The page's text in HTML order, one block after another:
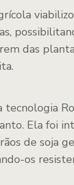
das
tecnologia
Ela foi
de soja
os